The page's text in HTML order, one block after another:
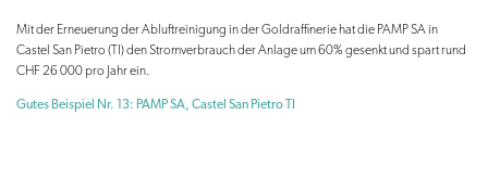
Mit der Erneuerung der Abluftreinigung in der Goldraffinerie hat die PAMP SA in
Castel San Pietro (TI) den Stromverbrauch der Anlage um 60% gesenkt und spart rund
CHF 26 000 pro Jahr ein.
Gutes Beispiel Nr. 13: PAMP SA, Castel San Pietro TI